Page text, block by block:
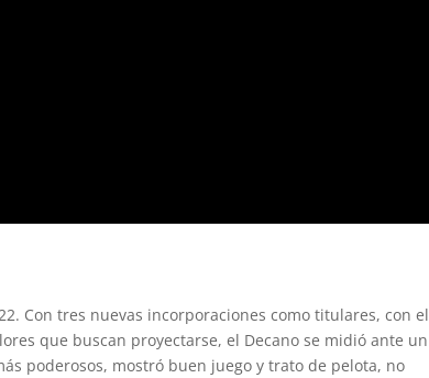
Con tres nuevas incorporaciones como titulares, con el
que buscan proyectarse, el Decano se midió ante un
poderosos, mostró buen juego y trato de pelota, no